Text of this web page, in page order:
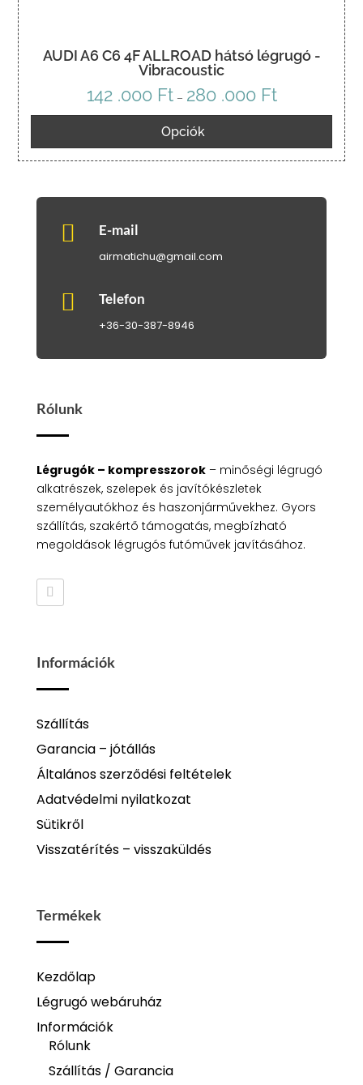
AUDI A6 C6 4F ALLROAD hátsó légrugó -
Vibracoustic
142 .000 Ft – 280 .000 FtÁrtartomány:
142
-
Opciók
 E-mail
airmatichu@gmail.com
 Telefon
+36-30-387-8946
Rólunk
Légrugók – kompresszorok– minőségi légrugó
alkatrészek, szelepek és javítókészletek
személyautókhoz és haszonjárművekhez. Gyors
szállítás, szakértő támogatás, megbízható
megoldások légrugós futóművek javításához.
Információk
Szállítás
Garancia – jótállás
Általános szerződési feltételek
Adatvédelmi nyilatkozat
Sütikről
Visszatérítés – visszaküldés
Termékek
Kezdőlap
Légrugó webáruház
Információk
Rólunk
Szállítás / Garancia